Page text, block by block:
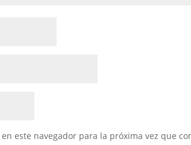
este navegador para la próxima vez que